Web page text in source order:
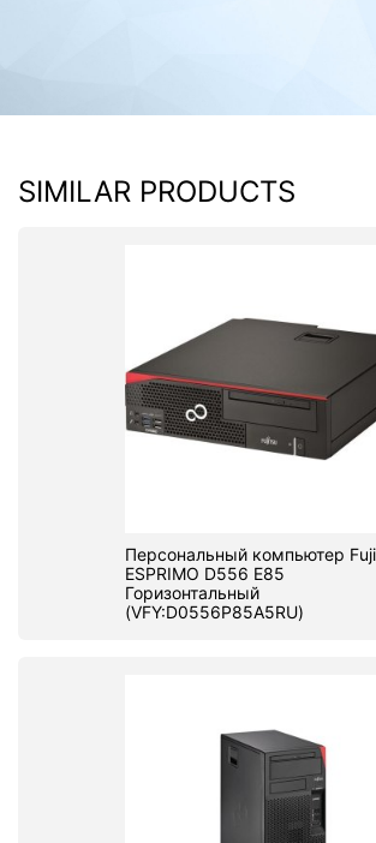
SIMILAR PRODUCTS
Персональный компьютер
ESPRIMO D556 E85
Горизонтальный
(VFY:D0556P85A5RU)